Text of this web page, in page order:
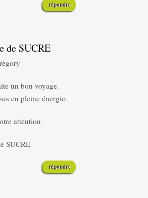
répondre
de SUCRE
un bon voyage.
en pleine énergie.
attention
SUCRE
répondre